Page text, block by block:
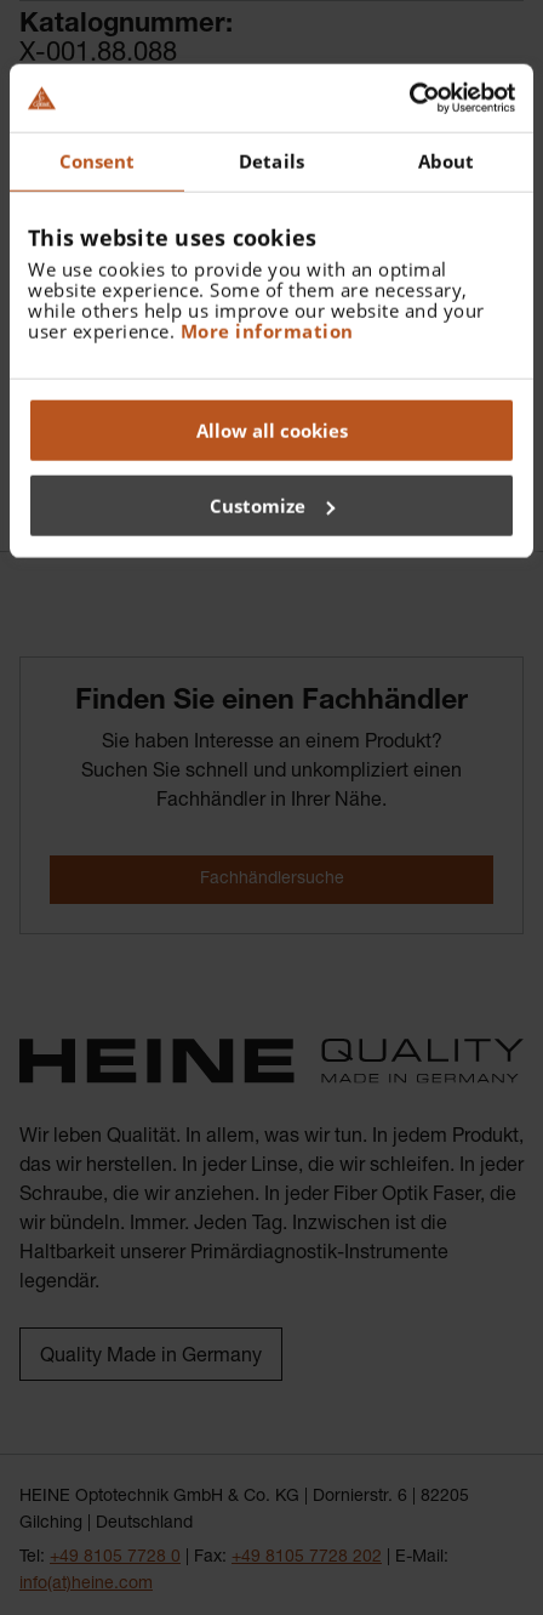
Consent Details About
This website uses cookies
We use cookies to provide you with an optimal
website experience. Some of them are necessary,
while others help us improve our website and your
user experience. More information
Allow all cookies
Customize
Katalognummer:
X-001.88.088
Finden Sie einen Fachhändler
Details
Skiaskop.
Finden­ Sie­ einen­ Fachhändler
Sie haben Interesse an einem Produkt?
Suchen Sie schnell und unkompliziert einen
Fachhändler in Ihrer Nähe.
Wir leben Qualität. In allem, was wir tun. In jedem Produkt,
das wir herstellen. In jeder Linse, die wir schleifen. In jeder
Schraube, die wir anziehen. In jeder Fiber Optik Faser, die
wir bündeln. Immer. Jeden Tag. Inzwischen ist die
Haltbarkeit unserer Primärdiagnostik-Instrumente
legendär.
Quality Made in Germany
HEINE Optotechnik GmbH & Co. KG | Dornierstr. 6 | 82205
Gilching | Deutschland
Tel: +49 8105 7728 0 | Fax: +49 8105 7728 202 | E-Mail:
info(at)heine.com